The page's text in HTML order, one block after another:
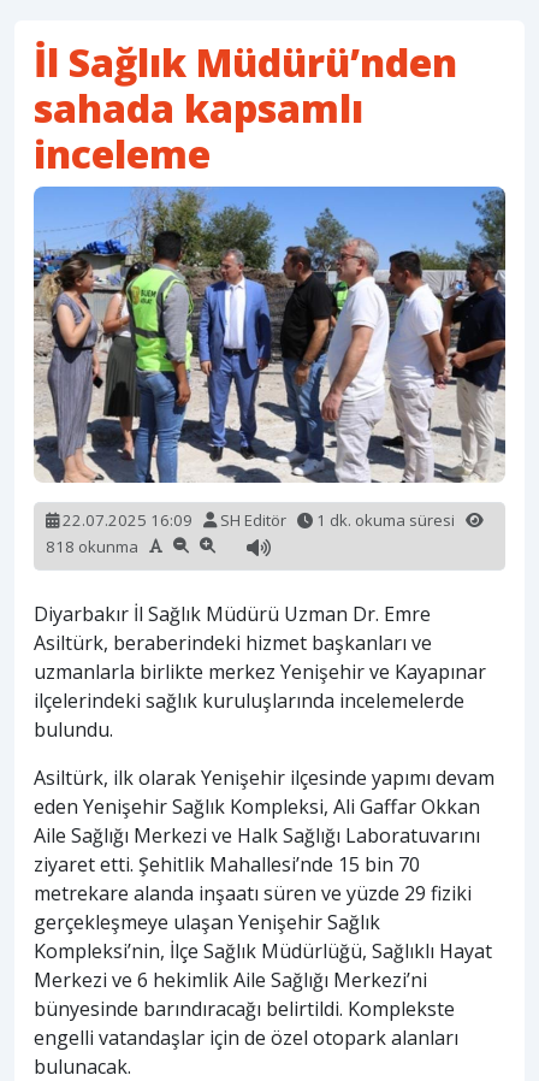
İl Sağlık Müdürü’nden
sahada kapsamlı
inceleme
22.07.2025 16:09 SH Editör
1 dk. okuma süresi
818 okunma
Diyarbakır İl Sağlık Müdürü Uzman Dr. Emre
Asiltürk, beraberindeki hizmet başkanları ve
uzmanlarla birlikte merkez Yenişehir ve Kayapınar
ilçelerindeki sağlık kuruluşlarında incelemelerde
bulundu.
Asiltürk, ilk olarak Yenişehir ilçesinde yapımı devam
eden Yenişehir Sağlık Kompleksi, Ali Gaffar Okkan
Aile Sağlığı Merkezi ve Halk Sağlığı Laboratuvarını
ziyaret etti. Şehitlik Mahallesi’nde 15 bin 70
metrekare alanda inşaatı süren ve yüzde 29 fiziki
gerçekleşmeye ulaşan Yenişehir Sağlık
Kompleksi’nin, İlçe Sağlık Müdürlüğü, Sağlıklı Hayat
Merkezi ve 6 hekimlik Aile Sağlığı Merkezi’ni
bünyesinde barındıracağı belirtildi. Komplekste
engelli vatandaşlar için de özel otopark alanları
bulunacak.